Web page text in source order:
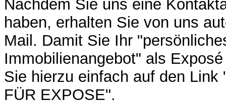
Nachdem Sie uns eine
haben, erhalten Sie von uns
Mail. Damit Sie Ihr
Immobilienangebot" als
Sie hierzu einfach auf den Link
FÜR EXPOSE".